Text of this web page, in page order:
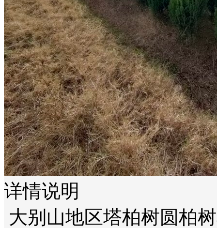
详情说明
大别山地区塔柏树圆柏